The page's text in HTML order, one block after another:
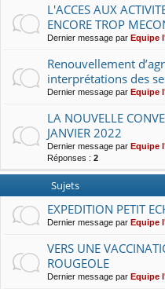
L'ACCES AUX
ENCORE TROP
Dernier message par Equipe
Renouvellement
interprétations des
Dernier message par Equipe
LA NOUVELLE
JANVIER 2022
Dernier message par Equipe
Réponses : 2
Sujets
EXPEDITION PETIT
Dernier message par Equipe
VERS UNE
ROUGEOLE
Dernier message par Equipe